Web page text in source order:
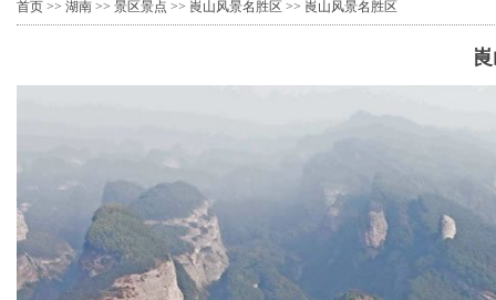
首页 >> 湖南 >> 景区景点 >> 崀山风景名胜区 >> 崀山风景名胜区